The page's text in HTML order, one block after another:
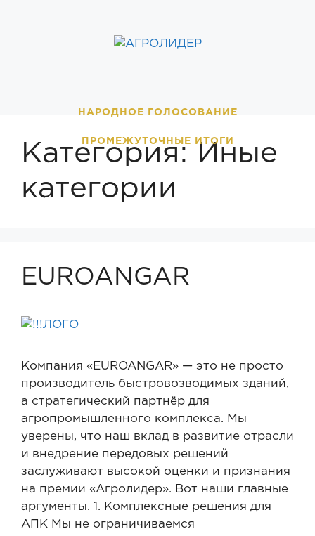
НАРОДНОЕ ГОЛОСОВАНИЕ
ПРОМЕЖУТОЧНЫЕ ИТОГИ
Категория:
Иные
категории
EUROANGAR
Компания «EUROANGAR» — это не просто
производитель быстровозводимых зданий,
а стратегический партнёр для
агропромышленного комплекса. Мы
уверены, что наш вклад в развитие отрасли
и внедрение передовых решений
заслуживают высокой оценки и признания
на премии «Агролидер». Вот наши главные
аргументы. 1. Комплексные решения для
АПК Мы не ограничиваемся